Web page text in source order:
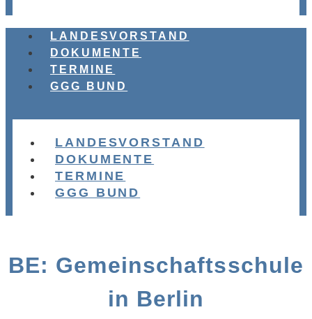
LANDESVORSTAND
DOKUMENTE
TERMINE
GGG BUND
LANDESVORSTAND
DOKUMENTE
TERMINE
GGG BUND
BE: Gemeinschaftsschule
in Berlin